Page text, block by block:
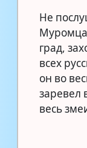
Не
град,
всех
он во
заревел
весь